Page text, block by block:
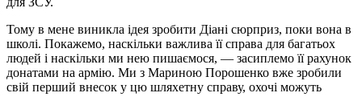
Тому в мене виникла ідея зробити Діані сюрприз, поки вона в
школі. Покажемо, наскільки важлива її справа для багатьох
людей і наскільки ми нею пишаємося, — засиплемо її рахунок
донатами на армію. Ми з Мариною Порошенко вже зробили
свій перший внесок у цю шляхетну справу, охочі можуть